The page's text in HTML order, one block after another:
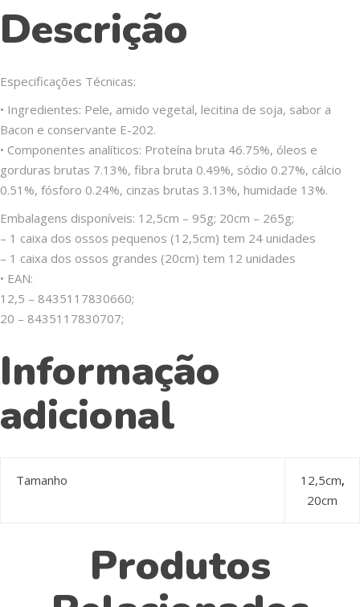
Descrição
Especificações Técnicas:
• Ingredientes: Pele, amido vegetal, lecitina de soja, sabor a
Bacon e conservante E-202.
• Componentes analíticos: Proteína bruta 46.75%, óleos e
gorduras brutas 7.13%, fibra bruta 0.49%, sódio 0.27%, cálcio
0.51%, fósforo 0.24%, cinzas brutas 3.13%, humidade 13%.
Embalagens disponíveis: 12,5cm – 95g; 20cm – 265g;
– 1 caixa dos ossos pequenos (12,5cm) tem 24 unidades
– 1 caixa dos ossos grandes (20cm) tem 12 unidades
• EAN:
12,5 – 8435117830660;
20 – 8435117830707;
Informação
adicional
Tamanho 12,5cm,
20cm
Produtos